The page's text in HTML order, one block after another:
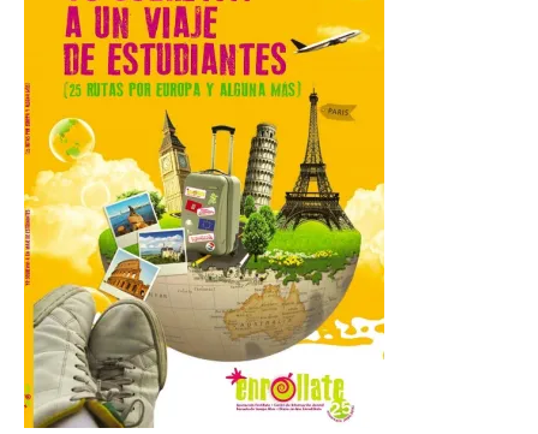
El Ayuntamiento ha
coordinado este refuerzo
con el dispositivo de
seguridad, movilidad,
atención sanitaria y
protección civil previsto ante la elevada
afluencia. . El Ayuntamiento de València ha
dispuesto un operativo extraordinario de
limpieza y recogida de residuos con
motivo […]
El Monasterio de Santa
María de Iguácel ofrece
visitas guiadas gratuitas
al durante el mes de